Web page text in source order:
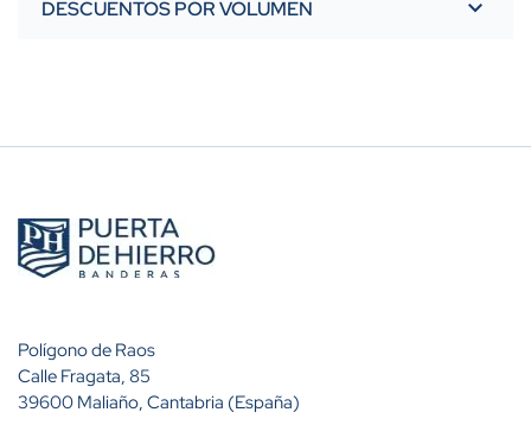
DESCUENTOS POR VOLUMEN
Polígono de Raos
Calle Fragata, 85
39600 Maliaño, Cantabria (España)